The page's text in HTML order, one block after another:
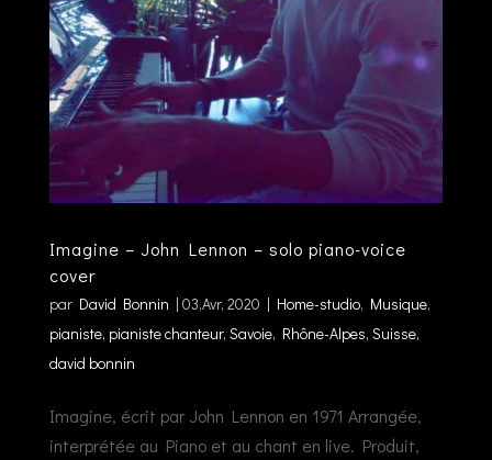
Imagine – John Lennon – solo piano-voice
cover
par David Bonnin | 03,Avr, 2020 | Home-studio, Musique,
pianiste, pianiste chanteur, Savoie, Rhône-Alpes, Suisse,
david bonnin
Imagine, écrit par John Lennon en 1971 Arrangée,
interprétée au Piano et au chant en live. Produit,